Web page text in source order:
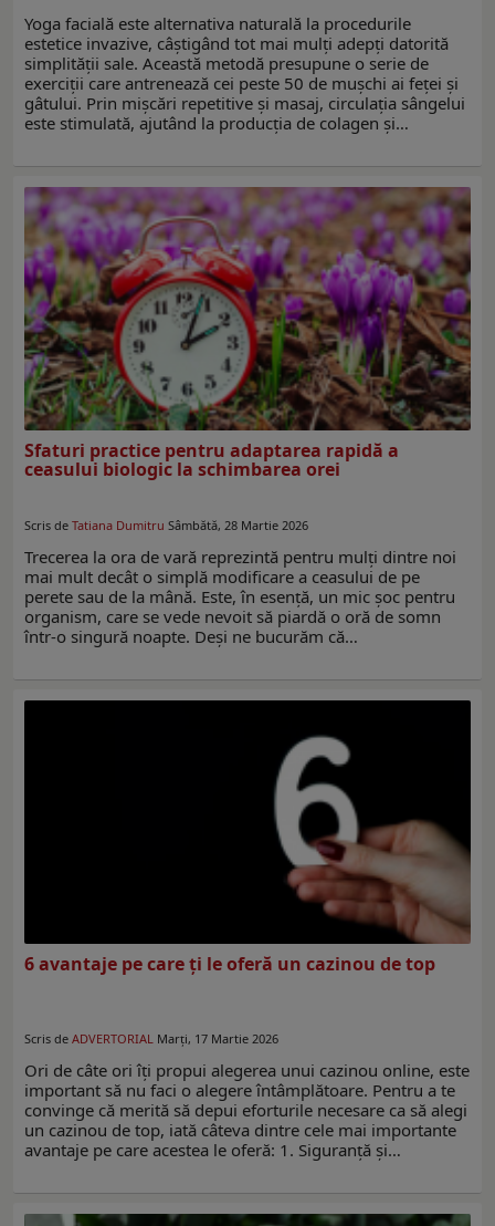
Yoga facială este alternativa naturală la procedurile
estetice invazive, câștigând tot mai mulți adepți datorită
simplității sale. Această metodă presupune o serie de
exerciții care antrenează cei peste 50 de mușchi ai feței și
gâtului. Prin mișcări repetitive și masaj, circulația sângelui
este stimulată, ajutând la producția de colagen și…
Sfaturi practice pentru adaptarea rapidă a
ceasului biologic la schimbarea orei
Scris de Tatiana Dumitru Sâmbătă, 28 Martie 2026
Trecerea la ora de vară reprezintă pentru mulți dintre noi
mai mult decât o simplă modificare a ceasului de pe
perete sau de la mână. Este, în esență, un mic șoc pentru
organism, care se vede nevoit să piardă o oră de somn
într-o singură noapte. Deși ne bucurăm că…
6 avantaje pe care ți le oferă un cazinou de top
Scris de ADVERTORIAL Marți, 17 Martie 2026
Ori de câte ori îți propui alegerea unui cazinou online, este
important să nu faci o alegere întâmplătoare. Pentru a te
convinge că merită să depui eforturile necesare ca să alegi
un cazinou de top, iată câteva dintre cele mai importante
avantaje pe care acestea le oferă: 1. Siguranță și…